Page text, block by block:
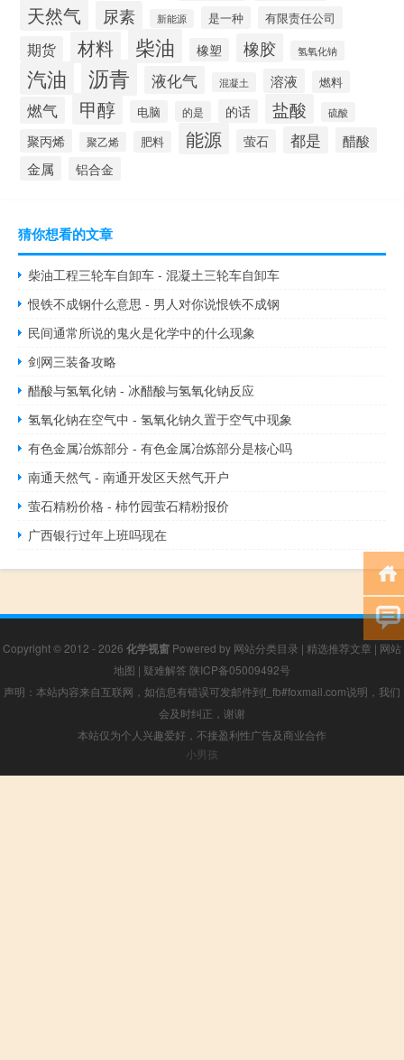
天然气 尿素 新能源 是一种 有限责任公司
期货 材料 柴油 橡塑 橡胶 氢氧化钠
汽油 沥青 液化气 混凝土 溶液 燃料
燃气 甲醇 电脑 的是 的话 盐酸 硫酸
聚丙烯 聚乙烯 肥料 能源 萤石 都是 醋酸
金属 铝合金
猜你想看的文章
柴油工程三轮车自卸车 - 混凝土三轮车自卸车
恨铁不成钢什么意思 - 男人对你说恨铁不成钢
民间通常所说的鬼火是化学中的什么现象
剑网三装备攻略
醋酸与氢氧化钠 - 冰醋酸与氢氧化钠反应
氢氧化钠在空气中 - 氢氧化钠久置于空气中现象
有色金属冶炼部分 - 有色金属冶炼部分是核心吗
南通天然气 - 南通开发区天然气开户
萤石精粉价格 - 柿竹园萤石精粉报价
广西银行过年上班吗现在
Copyright © 2012 - 2026 化学视窗 Powered by 网站分类目录 | 精选推荐文章 | 网站
地图 | 疑难解答 陕ICP备05009492号
声明：本站内容来自互联网，如信息有错误可发邮件到f_fb#foxmail.com说明，我们
会及时纠正，谢谢
本站仅为个人兴趣爱好，不接盈利性广告及商业合作
小男孩